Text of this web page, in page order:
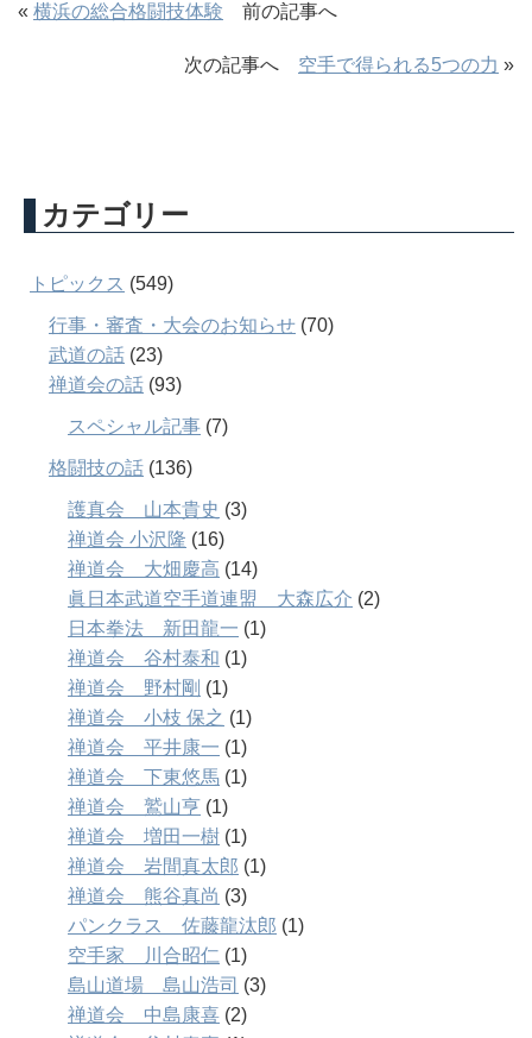
« 横浜の総合格闘技体験 前の記事へ
次の記事へ 空手で得られる5つの力 »
カテゴリー
トピックス (549)
行事・審査・大会のお知らせ (70)
武道の話 (23)
禅道会の話 (93)
スペシャル記事 (7)
格闘技の話 (136)
護真会 山本貴史 (3)
禅道会 小沢隆 (16)
禅道会 大畑慶高 (14)
眞日本武道空手道連盟 大森広介 (2)
日本拳法 新田龍一 (1)
禅道会 谷村泰和 (1)
禅道会 野村剛 (1)
禅道会 小枝 保之 (1)
禅道会 平井康一 (1)
禅道会 下東悠馬 (1)
禅道会 鷲山亨 (1)
禅道会 増田一樹 (1)
禅道会 岩間真太郎 (1)
禅道会 熊谷真尚 (3)
パンクラス 佐藤龍汰郎 (1)
空手家 川合昭仁 (1)
島山道場 島山浩司 (3)
禅道会 中島康喜 (2)